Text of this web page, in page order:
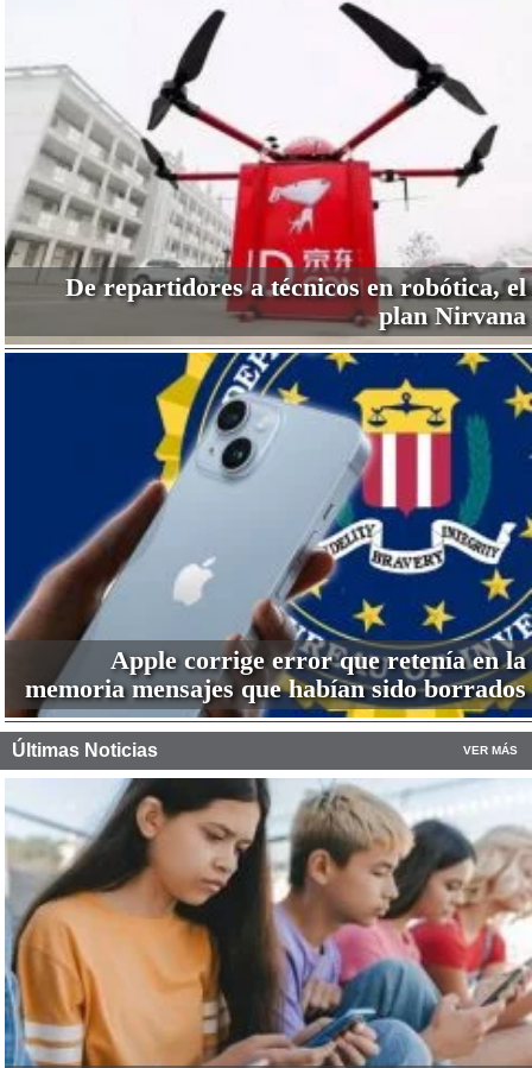
De repartidores a técnicos en robótica, el
plan Nirvana
Apple corrige error que retenía en la
memoria mensajes que habían sido borrados
Últimas Noticias VER MÁS